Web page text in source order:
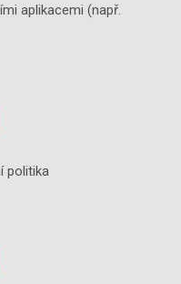
aplikacemi (např.
politika